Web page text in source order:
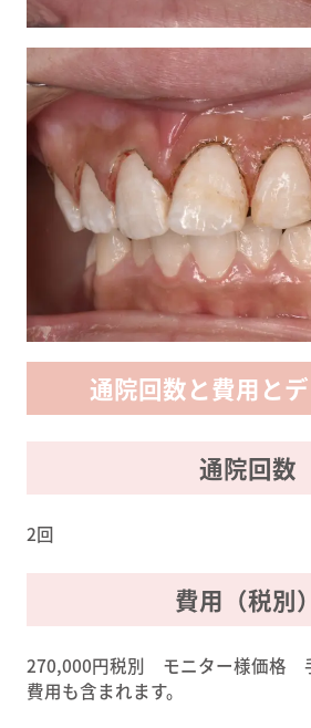
通院回数と費用と
通院回数
2回
費用（税別）
270,000円税別 モニター様価格
費用も含まれます。